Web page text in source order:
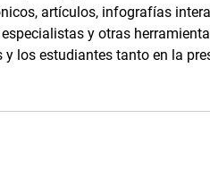
artículos, infografías
y otras
los estudiantes tanto en la